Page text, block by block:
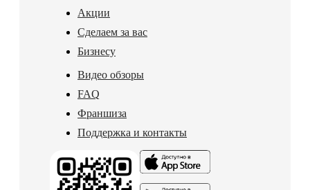
Акции
Сделаем за вас
Бизнесу
Видео обзоры
FAQ
Франшиза
Поддержка и контакты